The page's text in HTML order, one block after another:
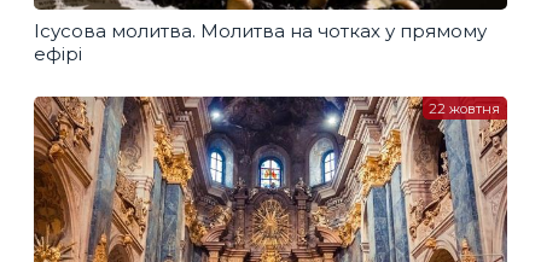
Ісусова молитва. Молитва на чотках у прямому
ефірі
22 жовтня